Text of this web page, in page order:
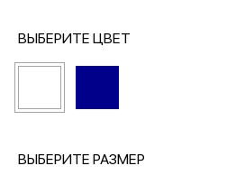
ОПЛАТА И ДОСТАВКА
Вход в личный кабинет
ВЫБЕРИТЕ ЦВЕТ
ВЫБЕРИТЕ РАЗМЕР